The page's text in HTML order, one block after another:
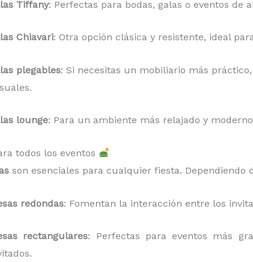
Tiffany: Perfectas para bodas, galas o eventos de
Chiavari: Otra opción clásica y resistente, ideal
plegables: Si necesitas un mobiliario más
lounge: Para un ambiente más relajado y
todos los eventos
son esenciales para cualquier fiesta. Dependiendo
redondas: Fomentan la interacción entre los
rectangulares: Perfectas para eventos más